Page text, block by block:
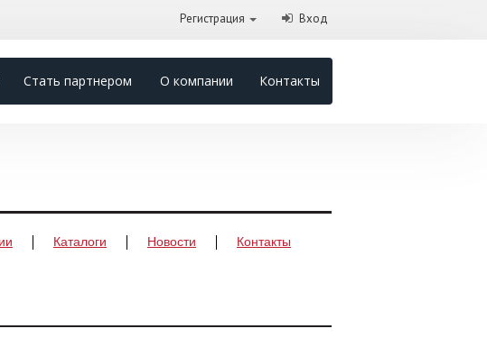
Регистрация Вход
Стать партнером О компании Контакты
Каталоги Новости Контакты